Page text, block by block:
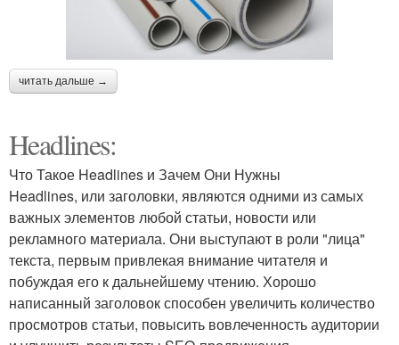
читать дальше →
Headlines:
Что Такое Headlines и Зачем Они Нужны
Headlines, или заголовки, являются одними из самых
важных элементов любой статьи, новости или
рекламного материала. Они выступают в роли "лица"
текста, первым привлекая внимание читателя и
побуждая его к дальнейшему чтению. Хорошо
написанный заголовок способен увеличить количество
просмотров статьи, повысить вовлеченность аудитории